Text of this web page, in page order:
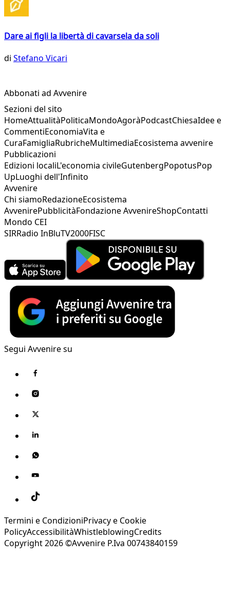
Dare ai figli la libertà di cavarsela da soli
di Stefano Vicari
Abbonati ad Avvenire
Sezioni del sito
HomeAttualitàPoliticaMondoAgoràPodcastChiesaIdee e
CommentiEconomiaVita e
CuraFamigliaRubricheMultimediaEcosistema avvenire
Pubblicazioni
Edizioni localiL'economia civileGutenbergPopotusPop
UpLuoghi dell'Infinito
Avvenire
Chi siamoRedazioneEcosistema
AvvenirePubblicitàFondazione AvvenireShopContatti
Mondo CEI
SIRRadio InBluTV2000FISC
Segui Avvenire su
Termini e CondizioniPrivacy e Cookie
PolicyAccessibilitàWhistleblowingCredits
Copyright 2026 ©Avvenire P.Iva 00743840159